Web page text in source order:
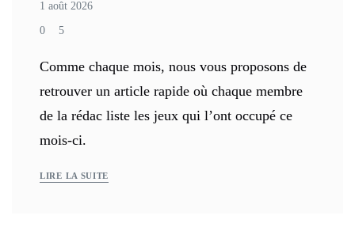
1 août 2026
0 5
Comme chaque mois, nous vous proposons de
retrouver un article rapide où chaque membre
de la rédac liste les jeux qui l’ont occupé ce
mois-ci.
LIRE LA SUITE